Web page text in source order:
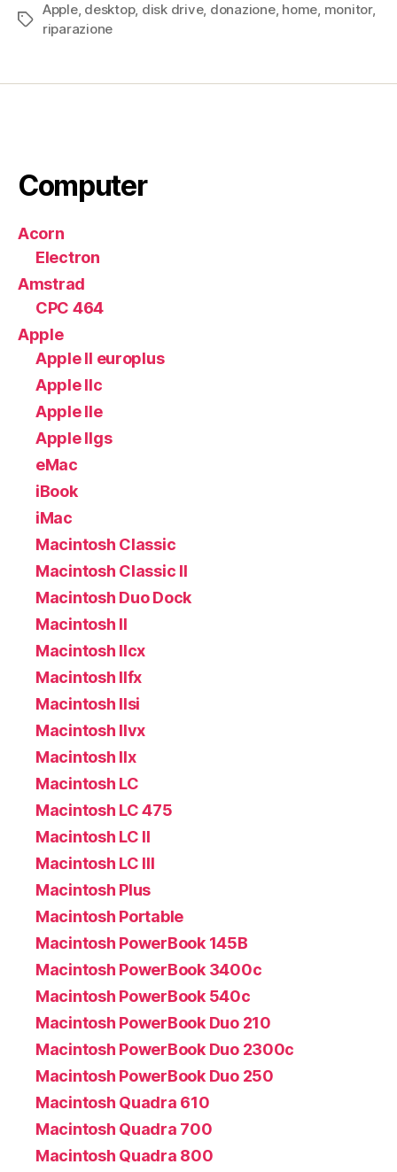
(1979)”
Tag
Apple, desktop, disk drive, donazione, home, monitor,
riparazione
Computer
Acorn
Electron
Amstrad
CPC 464
Apple
Apple II europlus
Apple IIc
Apple IIe
Apple IIgs
eMac
iBook
iMac
Macintosh Classic
Macintosh Classic II
Macintosh Duo Dock
Macintosh II
Macintosh IIcx
Macintosh IIfx
Macintosh IIsi
Macintosh IIvx
Macintosh IIx
Macintosh LC
Macintosh LC 475
Macintosh LC II
Macintosh LC III
Macintosh Plus
Macintosh Portable
Macintosh PowerBook 145B
Macintosh PowerBook 3400c
Macintosh PowerBook 540c
Macintosh PowerBook Duo 210
Macintosh PowerBook Duo 2300c
Macintosh PowerBook Duo 250
Macintosh Quadra 610
Macintosh Quadra 700
Macintosh Quadra 800